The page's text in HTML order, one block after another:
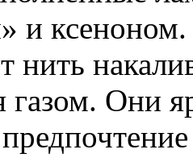
и
нить
газом. Они